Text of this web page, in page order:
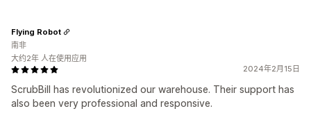
2024年2月15日
ScrubBill has revolutionized our warehouse. Their support has
also been very professional and responsive.
Flying Robot
南非
大约2年 人在使用应用